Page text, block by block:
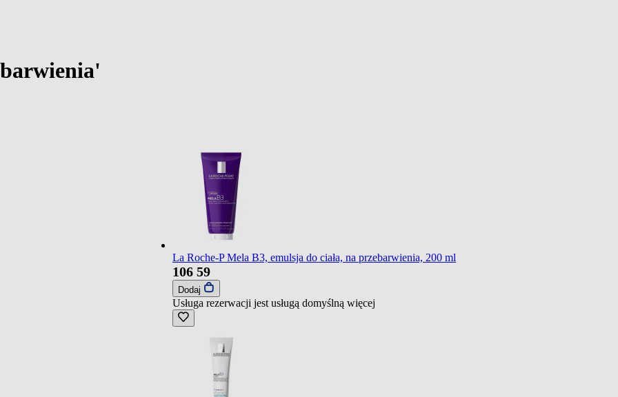
La Roche-P Mela B3, emulsja do ciała, na przebarwienia, 200 ml
106 59
Dodaj
Usługa rezerwacji jest usługą domyślną więcej